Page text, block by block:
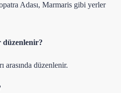
Adası, Marmaris gibi yerler
düzenlenir?
arasında düzenlenir.